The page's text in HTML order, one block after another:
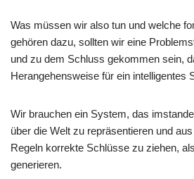
Was müssen wir also tun und welche
gehören dazu, sollten wir eine
und zu dem Schluss gekommen sein,
Herangehensweise für ein intelligentes
Wir brauchen ein System, das
über die Welt zu repräsentieren und
Regeln korrekte Schlüsse zu ziehen,
generieren.